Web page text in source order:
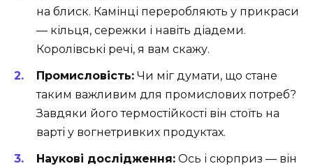
на блиск. Камінці переробляють у прикраси
— кільця, сережки і навіть діадеми.
Королівські речі, я вам скажу.
Промисловість: Чи міг думати, що стане
таким важливим для промислових потреб?
Завдяки його термостійкості він стоїть на
варті у вогнетривких продуктах.
Наукові дослідження: Ось і сюрприз — він